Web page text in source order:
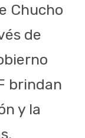
Chucho
de
brindan
y la